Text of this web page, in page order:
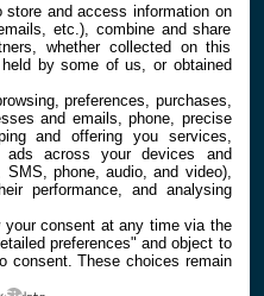
PROPOS
La rédaction
store and access information on
etc.), combine and share
whether collected on this
by some of us, or obtained
preferences, purchases,
and emails, phone, precise
and offering you services,
ads across your devices and
phone, audio, and video),
performance, and analysing
consent at any time via the
preferences" and object to
consent. These choices remain